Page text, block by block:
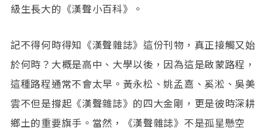
級生長大的《漢聲小百科》。
記不得何時得知《漢聲雜誌》這份刊物，真正接觸又始
於何時？大概是高中、大學以後，因為這是啟蒙路程，
這種路程通常不會太早。黃永松、姚孟嘉、奚淞、吳美
雲不但是撐起《漢聲雜誌》的四大金剛，更是彼時深耕
鄉土的重要旗手。當然，《漢聲雜誌》不是孤星懸空